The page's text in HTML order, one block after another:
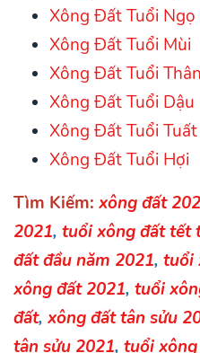
Xông Đất Tuổi Ngọ
Xông Đất Tuổi Mùi
Xông Đất Tuổi Thân
Xông Đất Tuổi Dậu
Xông Đất Tuổi Tuất
Xông Đất Tuổi Hợi
Tìm Kiếm: xông đất
2021, tuổi xông đất tết
đất đầu năm 2021, tuổi
xông đất 2021, tuổi
đất, xông đất tân sửu
tân sửu 2021, tuổi